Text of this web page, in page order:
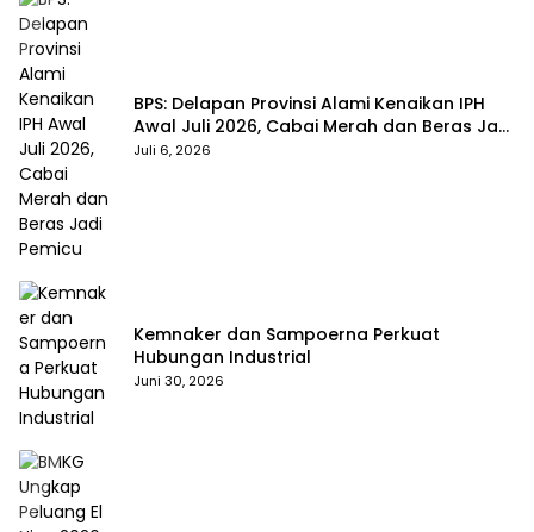
BPS: Delapan Provinsi Alami Kenaikan IPH
Awal Juli 2026, Cabai Merah dan Beras Jadi
Pemicu
Juli 6, 2026
Kemnaker dan Sampoerna Perkuat
Hubungan Industrial
Juni 30, 2026